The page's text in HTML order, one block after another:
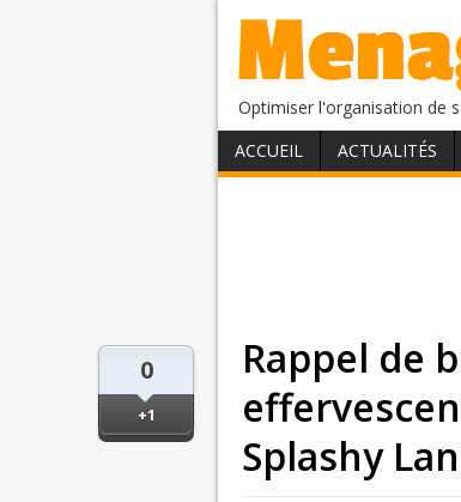
Optimiser l'organisation de
ACCUEIL
ACTUALITÉS
0
+1
Rappel de
Splashy